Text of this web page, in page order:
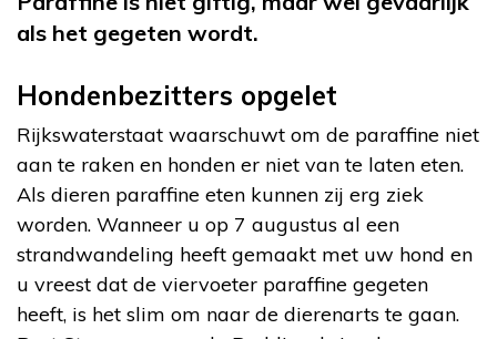
als het gegeten wordt.
Hondenbezitters opgelet
Rijkswaterstaat waarschuwt om de paraffine niet
aan te raken en honden er niet van te laten eten.
Als dieren paraffine eten kunnen zij erg ziek
worden. Wanneer u op 7 augustus al een
strandwandeling heeft gemaakt met uw hond en
u vreest dat de viervoeter paraffine gegeten
heeft, is het slim om naar de dierenarts te gaan.